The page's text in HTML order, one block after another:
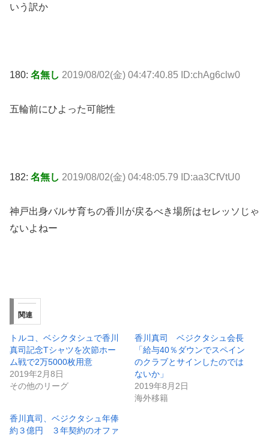
いう訳か
180: 名無し 2019/08/02(金) 04:47:40.85 ID:chAg6clw0
五輪前にひよった可能性
182: 名無し 2019/08/02(金) 04:48:05.79 ID:aa3CfVtU0
神戸出身バルサ育ちの香川が戻るべき場所はセレッソじゃ
ないよねー
関連
トルコ、ベシクタシュで香川
真司記念Tシャツを次節ホー
ム戦で2万5000枚用意
2019年2月8日
その他のリーグ
香川真司 ベジクタシュ会長
「給与40％ダウンでスペイン
のクラブとサインしたのでは
ないか」
2019年8月2日
海外移籍
香川真司、ベジクタシュ年俸
約３億円 ３年契約のオファ